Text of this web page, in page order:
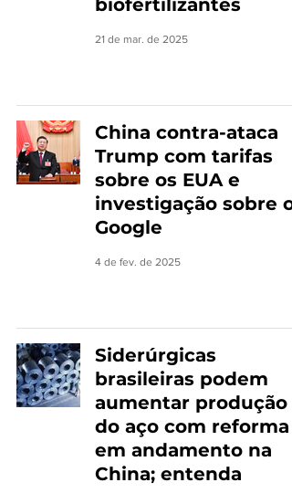
biofertilizantes
21 de mar. de 2025
China contra-ataca
Trump com tarifas
sobre os EUA e
investigação sobre o
Google
4 de fev. de 2025
Siderúrgicas
brasileiras podem
aumentar produção
do aço com reforma
em andamento na
China; entenda